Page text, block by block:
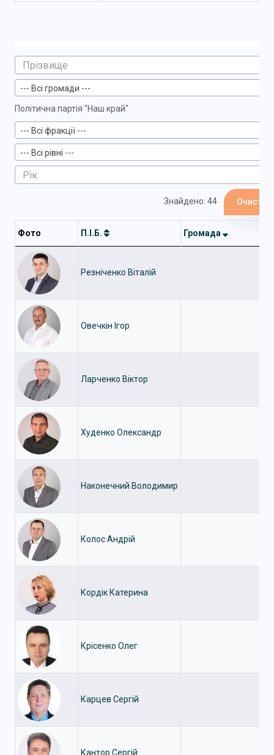
--- Всі громади ---
Політична партія "Наш край"
--- Всі фракції ---
--- Всі рівні ---
Знайдено: 44
Фото П.І.Б. Громада
Резніченко Віталій
Овечкін Ігор
Ларченко Віктор
Худенко Олександр
Наконечний Володимир
Колос Андрій
Кордік Катерина
Крісенко Олег
Карцев Сергій
Кантор Сергій